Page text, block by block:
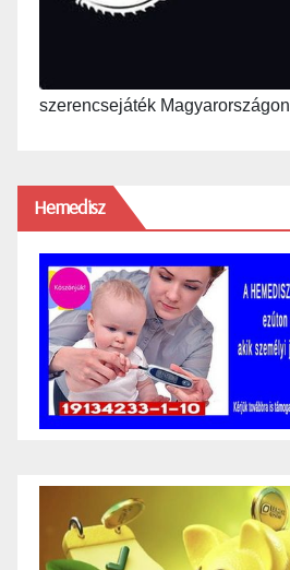
szerencsejáték Magyarországon
Hemedisz